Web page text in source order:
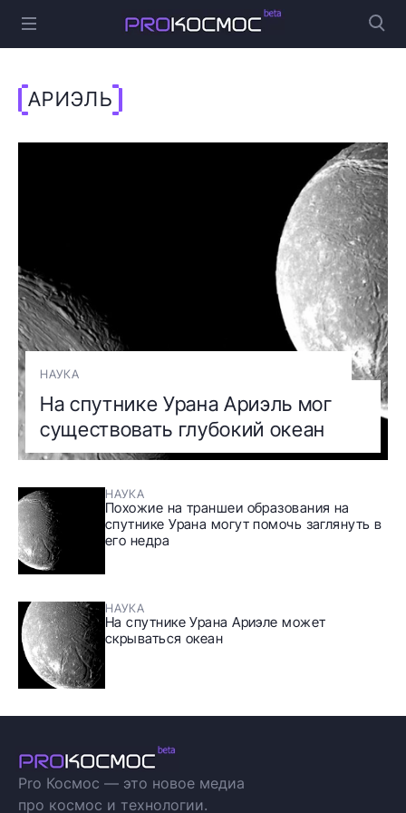
АРИЭЛЬ
НАУКА
На спутнике Урана Ариэль мог
существовать глубокий океан
НАУКА
Похожие на траншеи образования на
спутнике Урана могут помочь заглянуть в
его недра
НАУКА
На спутнике Урана Ариэле может
скрываться океан
Pro Космос — это новое медиа
про космос и технологии.